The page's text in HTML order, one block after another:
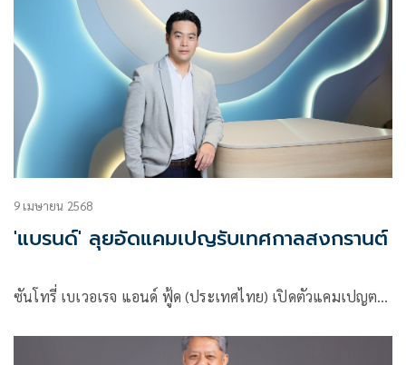
9 เมษายน 2568
'แบรนด์' ลุยอัดแคมเปญรับเทศกาลสงกรานต์
ซันโทรี่ เบเวอเรจ แอนด์ ฟู้ด (ประเทศไทย) เปิดตัวแคมเปญต…